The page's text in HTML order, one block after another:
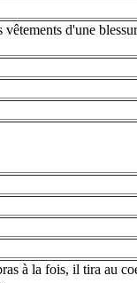
d'une
à la fois, il tira au